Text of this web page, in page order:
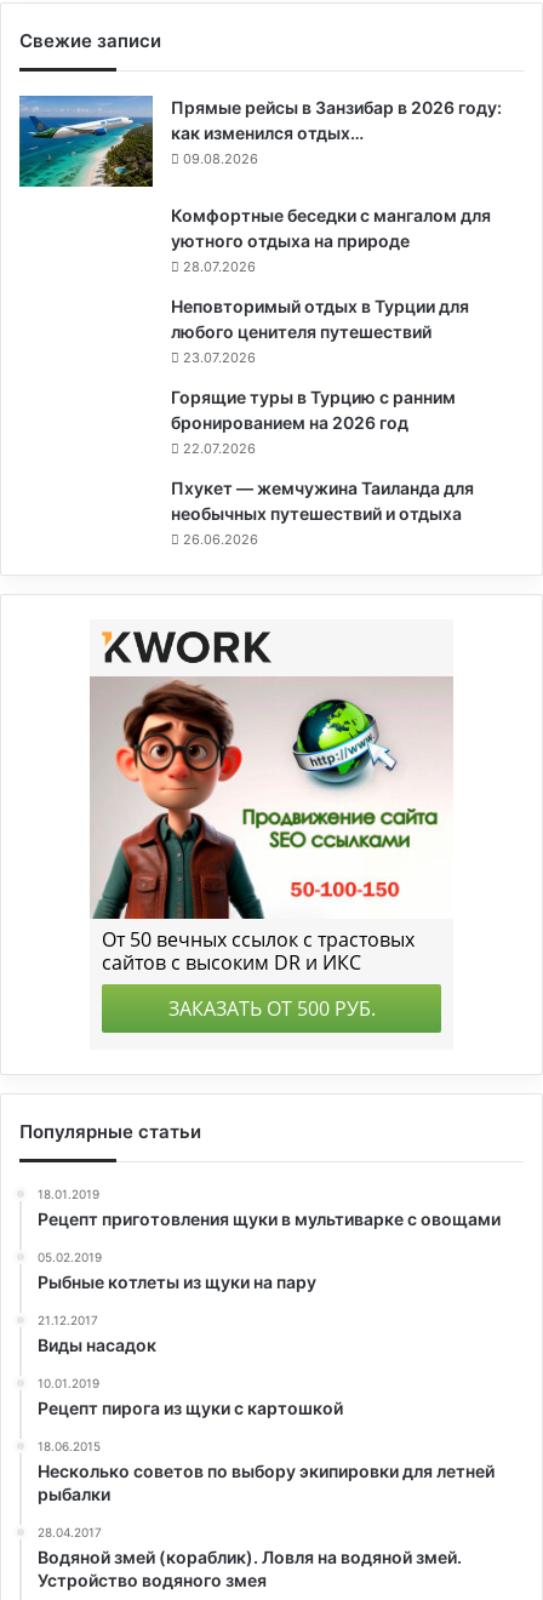
Свежие записи
Прямые рейсы в Занзибар в 2026 году:
как изменился отдых…
09.08.2026
Комфортные беседки с мангалом для
уютного отдыха на природе
28.07.2026
Неповторимый отдых в Турции для
любого ценителя путешествий
23.07.2026
Горящие туры в Турцию с ранним
бронированием на 2026 год
22.07.2026
Пхукет — жемчужина Таиланда для
необычных путешествий и отдыха
26.06.2026
Популярные статьи
18.01.2019
Рецепт приготовления щуки в мультиварке с овощами
05.02.2019
Рыбные котлеты из щуки на пару
21.12.2017
Виды насадок
10.01.2019
Рецепт пирога из щуки с картошкой
18.06.2015
Несколько советов по выбору экипировки для летней
рыбалки
28.04.2017
Водяной змей (кораблик). Ловля на водяной змей.
Устройство водяного змея